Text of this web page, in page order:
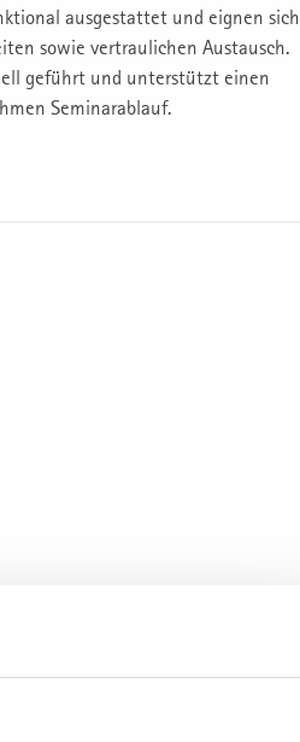
ausgestattet und eignen sich
sowie vertraulichen Austausch.
geführt und unterstützt einen
Seminarablauf.